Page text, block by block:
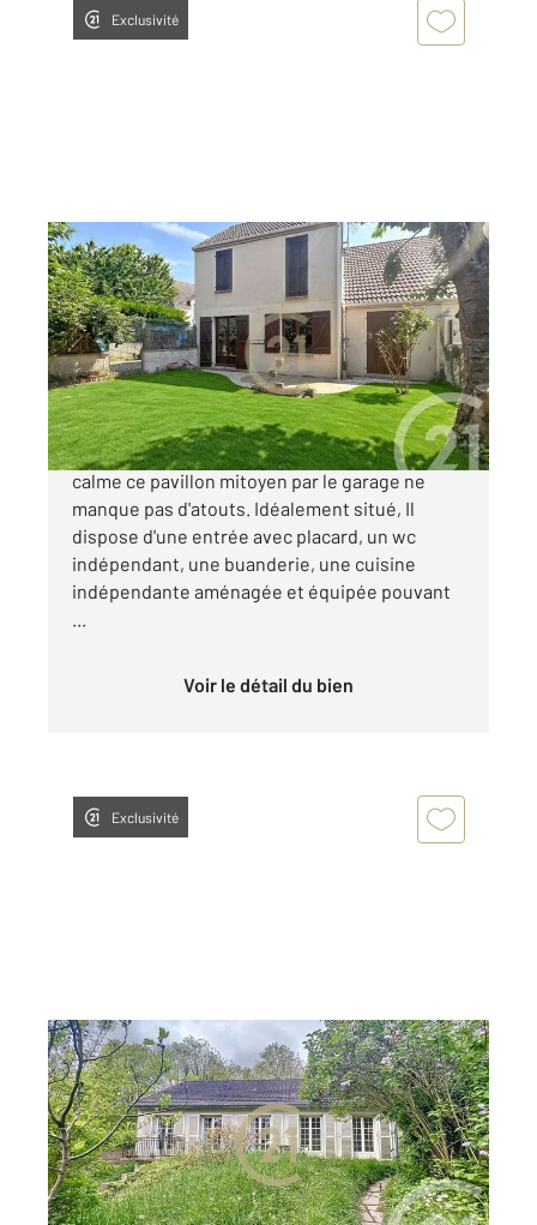
Exclusivité
VAUREAL 95
88 m2, 5 pièces
Ref : 2459
Maison à vendre
319 900 €
VAUREAL - Dans un secteur résidentiel et au
calme ce pavillon mitoyen par le garage ne
manque pas d'atouts. Idéalement situé, Il
dispose d'une entrée avec placard, un wc
indépendant, une buanderie, une cuisine
indépendante aménagée et équipée pouvant
...
Voir le détail du bien
Exclusivité
VAUREAL 95
142,63 m2, 5 pièces
Ref : 2026
Maison à vendre
379 900 €
Visiter le site dédié